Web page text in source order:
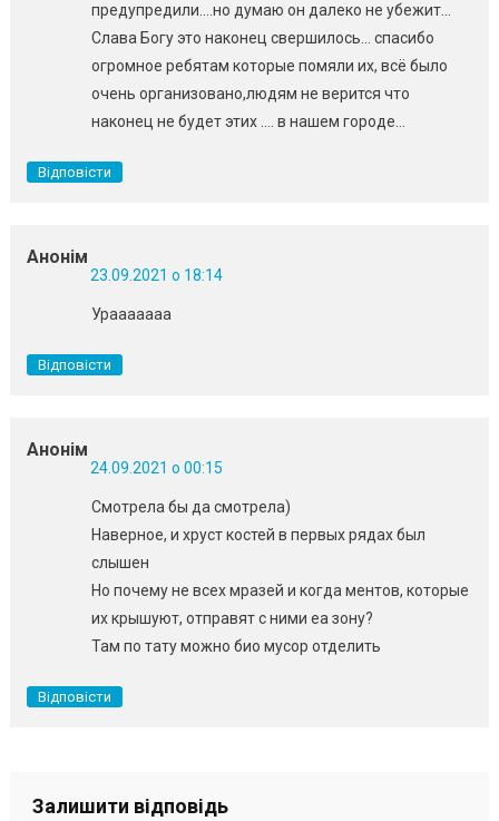
предупредили….но думаю он далеко не убежит…
Слава Богу это наконец свершилось… спасибо
огромное ребятам которые помяли их, всё было
очень организовано,людям не верится что
наконец не будет этих …. в нашем городе…
Відповісти
Анонім
23.09.2021 о 18:14
Урааааааа
Відповісти
Анонім
24.09.2021 о 00:15
Смотрела бы да смотрела)
Наверное, и хруст костей в первых рядах был
слышен
Но почему не всех мразей и когда ментов, которые
их крышуют, отправят с ними еа зону?
Там по тату можно био мусор отделить
Відповісти
Залишити відповідь